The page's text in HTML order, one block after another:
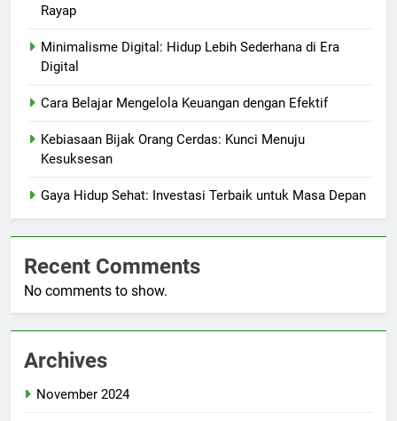
Rayap
Minimalisme Digital: Hidup Lebih Sederhana di Era
Digital
Cara Belajar Mengelola Keuangan dengan Efektif
Kebiasaan Bijak Orang Cerdas: Kunci Menuju
Kesuksesan
Gaya Hidup Sehat: Investasi Terbaik untuk Masa Depan
Recent Comments
No comments to show.
Archives
November 2024